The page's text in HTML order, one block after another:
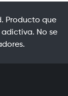
Producto que
No se